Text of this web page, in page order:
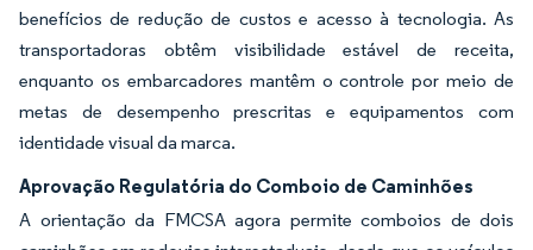
benefícios de redução de custos e acesso à tecnologia. As
transportadoras obtêm visibilidade estável de receita,
enquanto os embarcadores mantêm o controle por meio de
metas de desempenho prescritas e equipamentos com
identidade visual da marca.
Aprovação Regulatória do Comboio de Caminhões
A orientação da FMCSA agora permite comboios de dois